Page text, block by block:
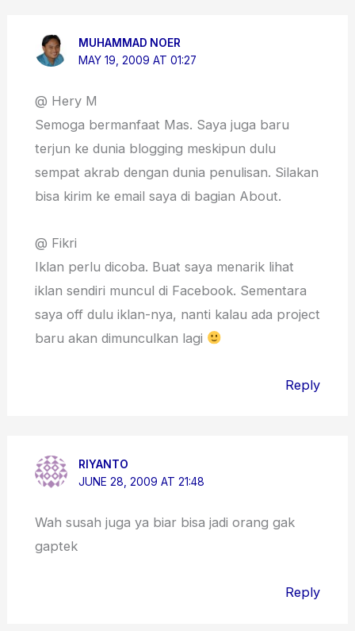
MUHAMMAD NOER
MAY 19, 2009 AT 01:27
@ Hery M
Semoga bermanfaat Mas. Saya juga baru
terjun ke dunia blogging meskipun dulu
sempat akrab dengan dunia penulisan. Silakan
bisa kirim ke email saya di bagian About.
@ Fikri
Iklan perlu dicoba. Buat saya menarik lihat
iklan sendiri muncul di Facebook. Sementara
saya off dulu iklan-nya, nanti kalau ada project
baru akan dimunculkan lagi
Reply
RIYANTO
JUNE 28, 2009 AT 21:48
Wah susah juga ya biar bisa jadi orang gak
gaptek
Reply